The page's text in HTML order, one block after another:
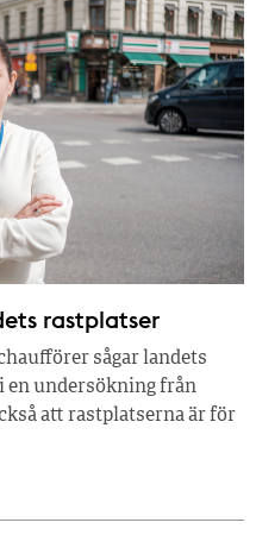
rastplatser
sågar landets
en undersökning från
att rastplatserna är för